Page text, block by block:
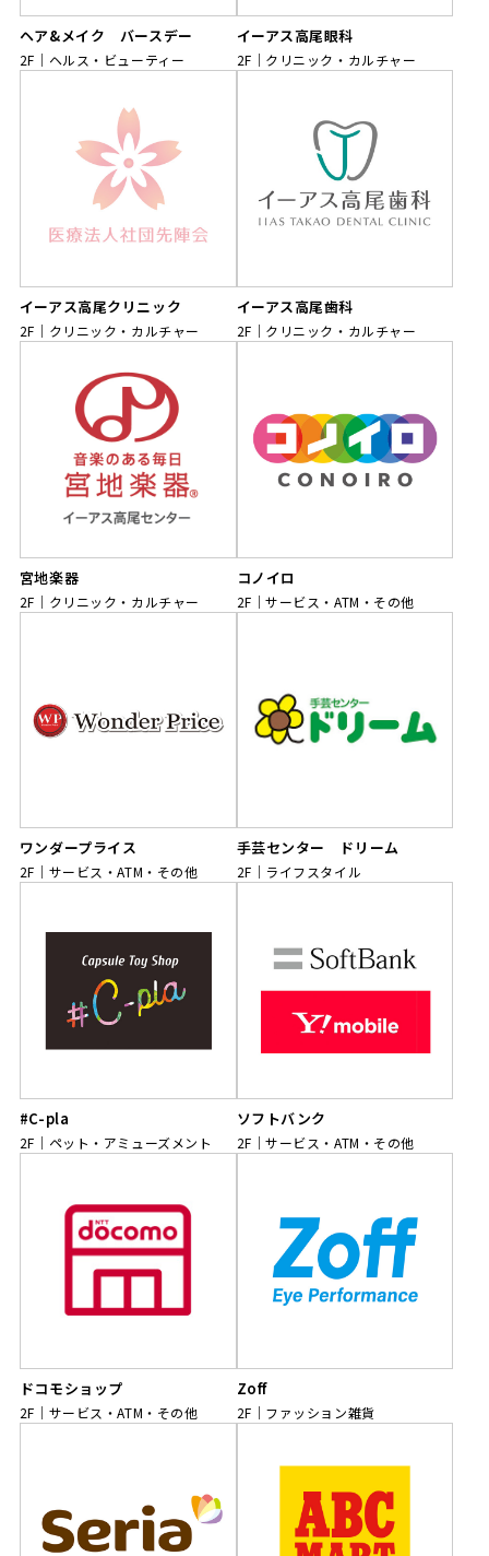
ヘア&メイク バースデー
2F ヘルス・ビューティー
イーアス高尾眼科
2F クリニック・カルチャー
イーアス高尾クリニック
2F クリニック・カルチャー
イーアス高尾歯科
2F クリニック・カルチャー
宮地楽器
2F クリニック・カルチャー
コノイロ
2F サービス・ATM・その他
ワンダープライス
2F サービス・ATM・その他
手芸センター ドリーム
2F ライフスタイル
#C-pla
2F ペット・アミューズメント
ソフトバンク
2F サービス・ATM・その他
ドコモショップ
2F サービス・ATM・その他
Zoff
2F ファッション雑貨